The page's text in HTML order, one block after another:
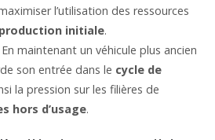
l’utilisation des ressources
production initiale.
En maintenant un véhicule plus ancien
son entrée dans le cycle de
la pression sur les filières de
hors d’usage.